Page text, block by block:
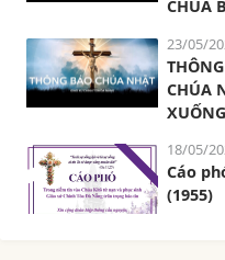
CHÚA
23/05/
CHÚA
18/05/
Cáo
(1955)